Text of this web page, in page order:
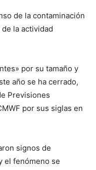
de la contaminación
la actividad
por su tamaño y
año se ha cerrado,
Previsiones
por sus siglas en
signos de
el fenómeno se